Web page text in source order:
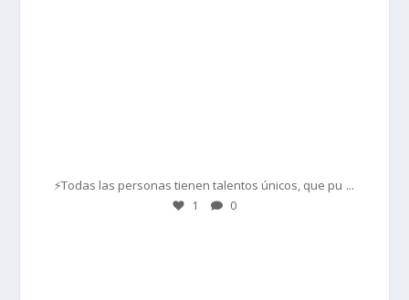
⚡Todas las personas tienen talentos únicos, que pu ...
1 0